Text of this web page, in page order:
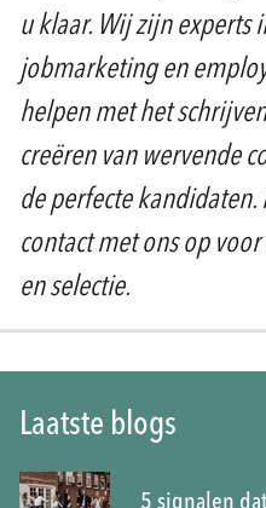
u klaar. Wij zijn
jobmarketing en
helpen met het
creëren van wervende
de perfecte kandidaten.
contact met ons op
en selectie.
Laatste blogs